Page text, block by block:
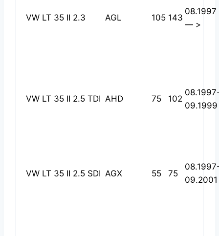
VW LT 35 II 2.3 AGL 105 143
08.1997
— >
VW LT 35 II 2.5 TDI AHD 75 102
09.1999
VW LT 35 II 2.5 SDI AGX 55 75
09.2001